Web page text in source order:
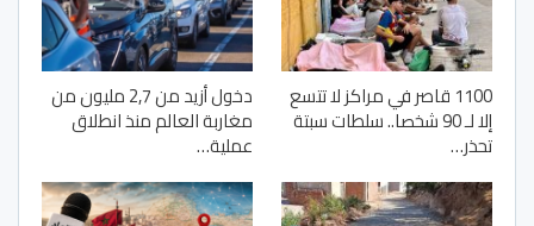
1100 قاصر في مراكز لا تتسع
إلا لـ 90 شخصا.. سلطات سبتة
تحذر…
دخول أزيد من 2,7 مليون من
مغاربة العالم منذ انطلاق
عملية…